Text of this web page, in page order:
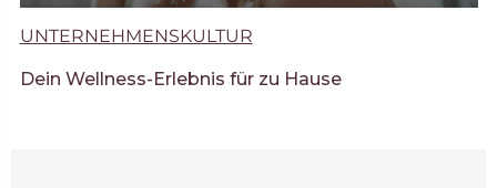
UNTERNEHMENSKULTUR
Dein Wellness-Erlebnis für zu Hause